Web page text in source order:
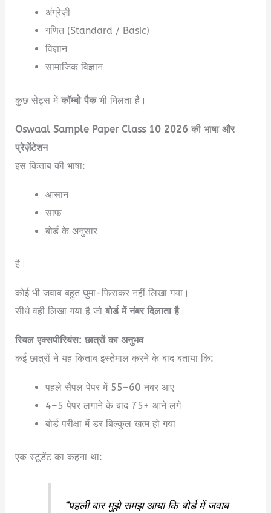
अंग्रेज़ी
गणित (Standard / Basic)
विज्ञान
सामाजिक विज्ञान
कुछ सेट्स मेंकॉम्बो पैकभी मिलता है।
Oswaal Sample Paper Class 10 2026 की भाषा और
प्रेज़ेंटेशन
इस किताब की भाषा:
आसान
साफ
बोर्ड के अनुसार
है।
कोई भी जवाब बहुत घुमा-फिराकर नहीं लिखा गया।
सीधे वही लिखा गया है जोबोर्ड में नंबर दिलाता है।
रियल एक्सपीरियंस: छात्रों का अनुभव
कई छात्रों ने यह किताब इस्तेमाल करने के बाद बताया कि:
पहले सैंपल पेपर में 55–60 नंबर आए
4–5 पेपर लगाने के बाद 75+ आने लगे
बोर्ड परीक्षा में डर बिल्कुल खत्म हो गया
एक स्टूडेंट का कहना था:
“पहली बार मुझे समझ आया कि बोर्ड में जवाब